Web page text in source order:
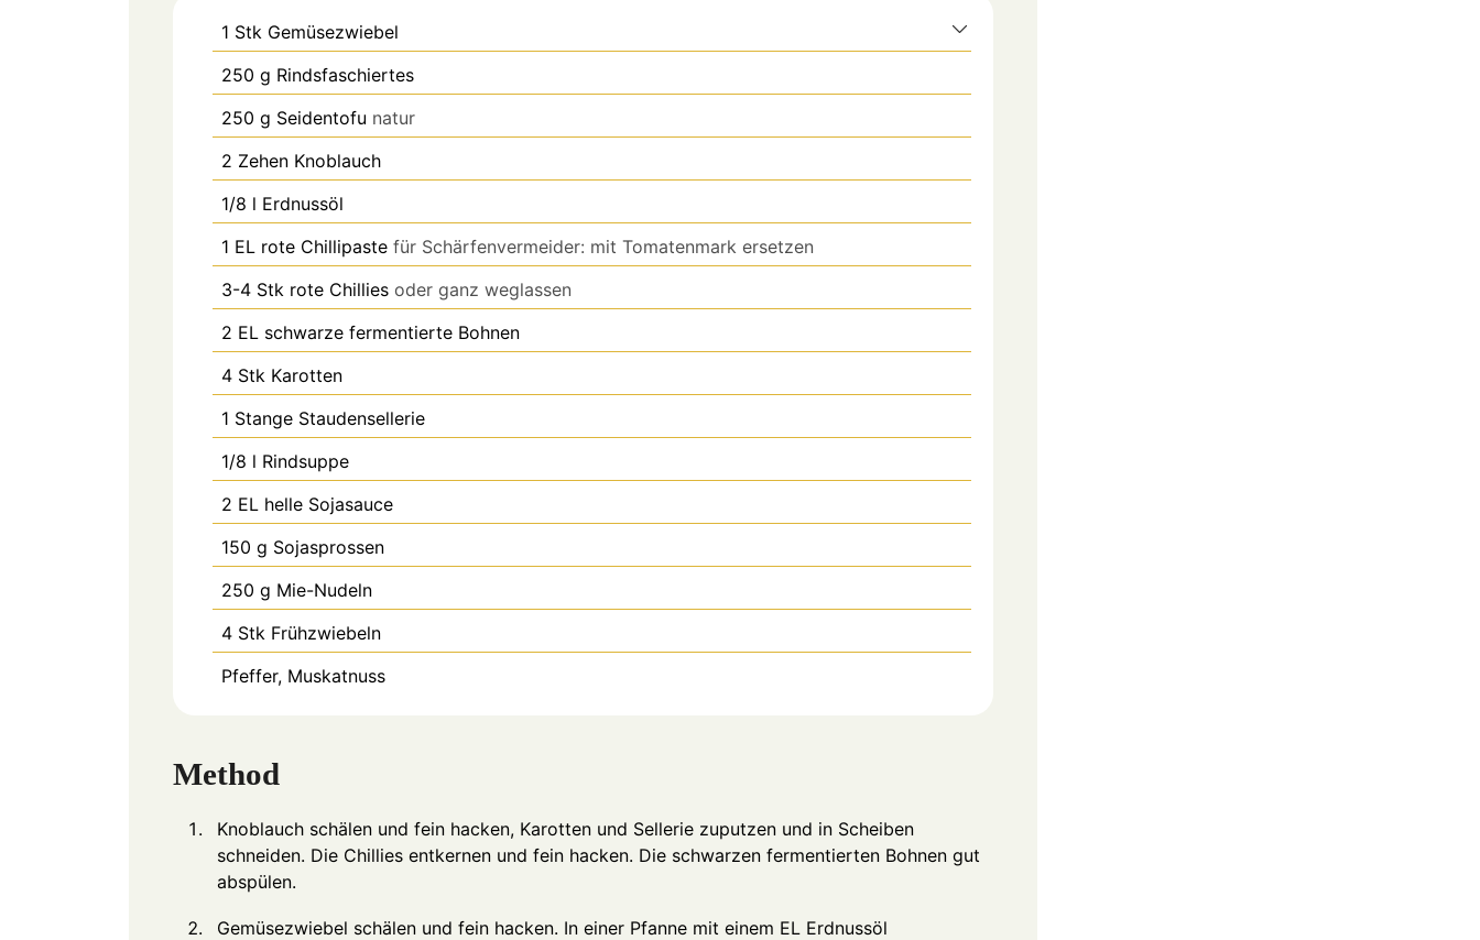
1 Stk Gemüsezwiebel
250 g Rindsfaschiertes
250 g Seidentofu natur
2 Zehen Knoblauch
1/8 l Erdnussöl
1 EL rote Chillipaste für Schärfenvermeider: mit Tomatenmark ersetzen
3-4 Stk rote Chillies oder ganz weglassen
2 EL schwarze fermentierte Bohnen
4 Stk Karotten
1 Stange Staudensellerie
1/8 l Rindsuppe
2 EL helle Sojasauce
150 g Sojasprossen
250 g Mie-Nudeln
4 Stk Frühzwiebeln
Pfeffer, Muskatnuss
Method
Knoblauch schälen und fein hacken, Karotten und Sellerie zuputzen und in Scheiben
schneiden. Die Chillies entkernen und fein hacken. Die schwarzen fermentierten Bohnen gut
abspülen.
Gemüsezwiebel schälen und fein hacken. In einer Pfanne mit einem EL Erdnussöl